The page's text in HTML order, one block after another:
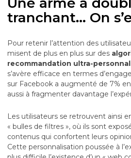
tranchant… On
Pour retenir l’attention des
misent de plus en plus sur des
recommandation ultra-
s’avère efficace en termes
sur Facebook a augmenté de 7%
aussi à fragmenter davantage
Les utilisateurs se retrouvent ainsi
« bulles de filtres », où ils sont
contenus qui confortent leurs
Cette personnalisation poussée à